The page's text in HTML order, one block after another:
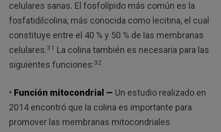
celulares sanas. El fosfolípido más común es la
fosfatidilcolina, más conocida como lecitina, el cual
constituye entre el 40 % y 50 % de las membranas
celulares.31 La colina también es necesaria para las
siguientes funciones:32
• Función mitocondrial — Un estudio realizado en
2014 encontró que la colina es importante para
promover las membranas mitocondriales